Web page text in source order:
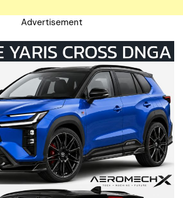
Advertisement